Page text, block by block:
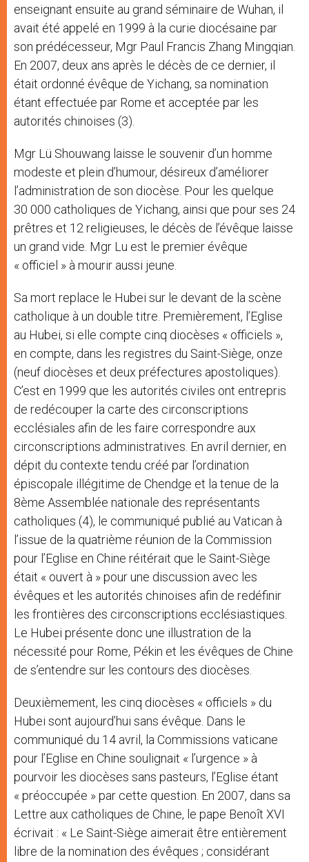
enseignant ensuite au grand séminaire de Wuhan, il
avait été appelé en 1999 à la curie diocésaine par
son prédécesseur, Mgr Paul Francis Zhang Mingqian.
En 2007, deux ans après le décès de ce dernier, il
était ordonné évêque de Yichang, sa nomination
étant effectuée par Rome et acceptée par les
autorités chinoises (3).
Mgr Lü Shouwang laisse le souvenir d’un homme
modeste et plein d’humour, désireux d’améliorer
l’administration de son diocèse. Pour les quelque
30 000 catholiques de Yichang, ainsi que pour ses 24
prêtres et 12 religieuses, le décès de l’évêque laisse
un grand vide. Mgr Lu est le premier évêque
« officiel » à mourir aussi jeune.
Sa mort replace le Hubei sur le devant de la scène
catholique à un double titre. Premièrement, l’Eglise
au Hubei, si elle compte cinq diocèses « officiels »,
en compte, dans les registres du Saint-Siège, onze
(neuf diocèses et deux préfectures apostoliques).
C’est en 1999 que les autorités civiles ont entrepris
de redécouper la carte des circonscriptions
ecclésiales afin de les faire correspondre aux
circonscriptions administratives. En avril dernier, en
dépit du contexte tendu créé par l’ordination
épiscopale illégitime de Chendge et la tenue de la
8ème Assemblée nationale des représentants
catholiques (4), le communiqué publié au Vatican à
l’issue de la quatrième réunion de la Commission
pour l’Eglise en Chine réitérait que le Saint-Siège
était « ouvert à » pour une discussion avec les
évêques et les autorités chinoises afin de redéfinir
les frontières des circonscriptions ecclésiastiques.
Le Hubei présente donc une illustration de la
nécessité pour Rome, Pékin et les évêques de Chine
de s’entendre sur les contours des diocèses.
Deuxièmement, les cinq diocèses « officiels » du
Hubei sont aujourd’hui sans évêque. Dans le
communiqué du 14 avril, la Commissions vaticane
pour l’Eglise en Chine soulignait « l’urgence » à
pourvoir les diocèses sans pasteurs, l’Eglise étant
« préoccupée » par cette question. En 2007, dans sa
Lettre aux catholiques de Chine, le pape Benoît XVI
écrivait : « Le Saint-Siège aimerait être entièrement
libre de la nomination des évêques ; considérant